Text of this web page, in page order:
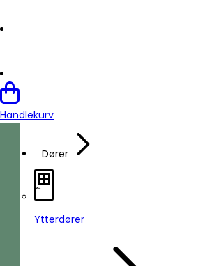
Handlekurv
Dører
Ytterdører